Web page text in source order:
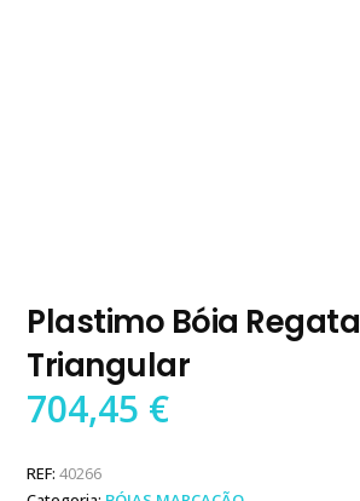
Plastimo Bóia Regata
Triangular
704,45 €
REF:40266